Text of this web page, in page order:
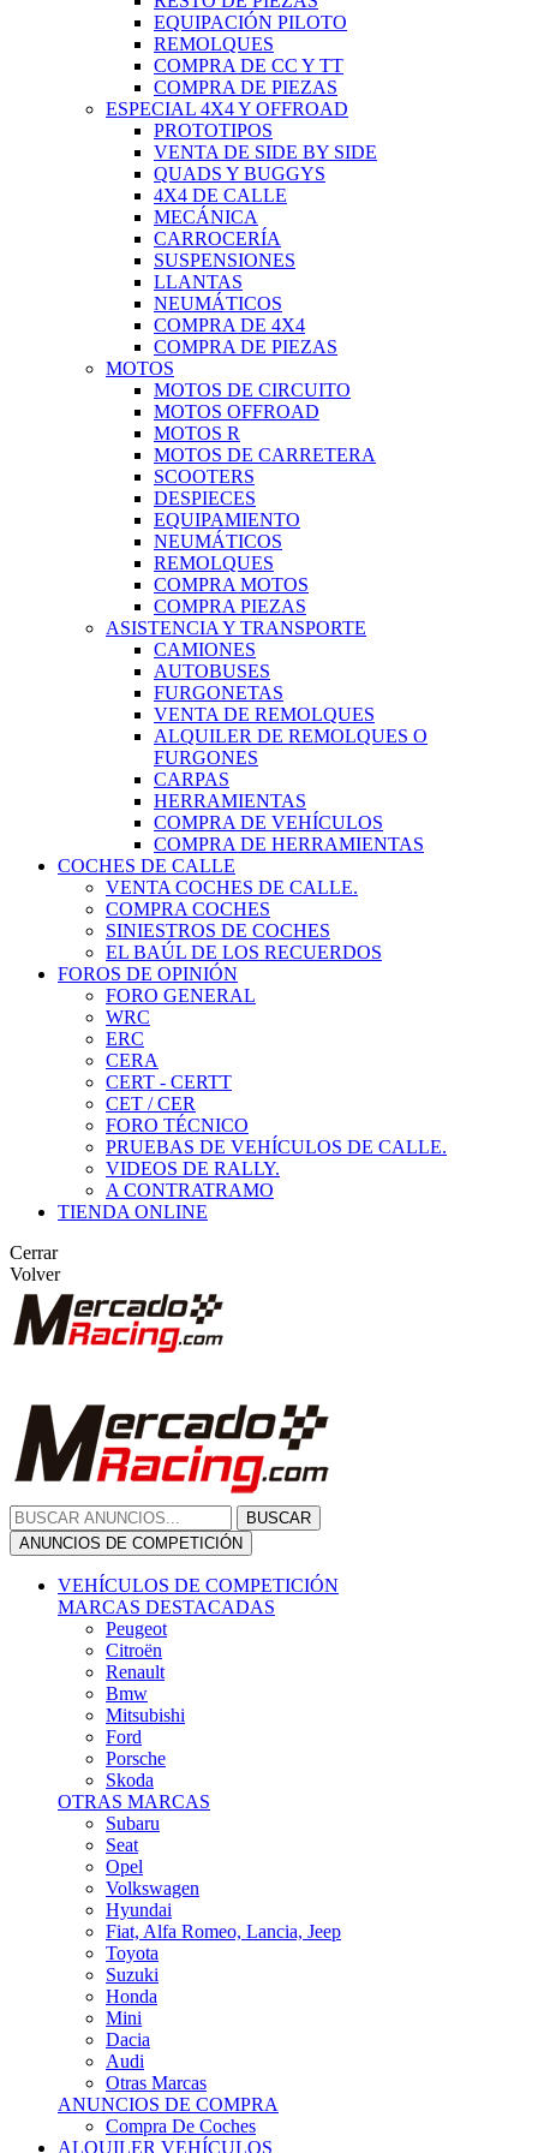
EQUIPACIÓN PILOTO
REMOLQUES
COMPRA DE CC Y TT
COMPRA DE PIEZAS
ESPECIAL 4X4 Y OFFROAD
PROTOTIPOS
VENTA DE SIDE BY SIDE
QUADS Y BUGGYS
4X4 DE CALLE
MECÁNICA
CARROCERÍA
SUSPENSIONES
LLANTAS
NEUMÁTICOS
COMPRA DE 4X4
COMPRA DE PIEZAS
MOTOS
MOTOS DE CIRCUITO
MOTOS OFFROAD
MOTOS R
MOTOS DE CARRETERA
SCOOTERS
DESPIECES
EQUIPAMIENTO
NEUMÁTICOS
REMOLQUES
COMPRA MOTOS
COMPRA PIEZAS
ASISTENCIA Y TRANSPORTE
CAMIONES
AUTOBUSES
FURGONETAS
VENTA DE REMOLQUES
ALQUILER DE REMOLQUES O
FURGONES
CARPAS
HERRAMIENTAS
COMPRA DE VEHÍCULOS
COMPRA DE HERRAMIENTAS
COCHES DE CALLE
VENTA COCHES DE CALLE.
COMPRA COCHES
SINIESTROS DE COCHES
EL BAÚL DE LOS RECUERDOS
FOROS DE OPINIÓN
FORO GENERAL
WRC
ERC
CERA
CERT - CERTT
CET / CER
FORO TÉCNICO
PRUEBAS DE VEHÍCULOS DE CALLE.
VIDEOS DE RALLY.
A CONTRATRAMO
TIENDA ONLINE
Cerrar
Volver
BUSCAR
ANUNCIOS DE COMPETICIÓN
VEHÍCULOS DE COMPETICIÓN
MARCAS DESTACADAS
Peugeot
Citroën
Renault
Bmw
Mitsubishi
Ford
Porsche
Skoda
OTRAS MARCAS
Subaru
Seat
Opel
Volkswagen
Hyundai
Fiat, Alfa Romeo, Lancia, Jeep
Toyota
Suzuki
Honda
Mini
Dacia
Audi
Otras Marcas
ANUNCIOS DE COMPRA
Compra De Coches
ALQUILER VEHÍCULOS
ALQUILER VEHÍCULOS